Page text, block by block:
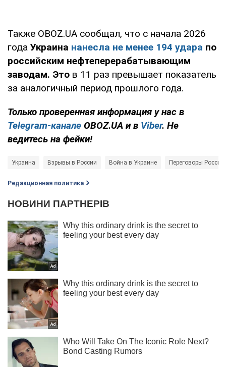
Также OBOZ.UA сообщал, что с начала 2026
года Украина нанесла не менее 194 удара по
российским нефтеперерабатывающим
заводам. Это в 11 раз превышает показатель
за аналогичный период прошлого года.
Только проверенная информация у нас в
Telegram-канале OBOZ.UA и в Viber. Не
ведитесь на фейки!
Украина Взрывы в России Война в Украине Переговоры
Редакционная политика